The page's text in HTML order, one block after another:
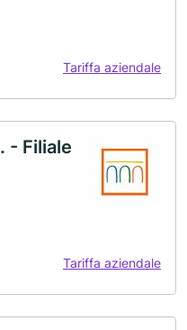
Tariffa aziendale
- Filiale
Tariffa aziendale